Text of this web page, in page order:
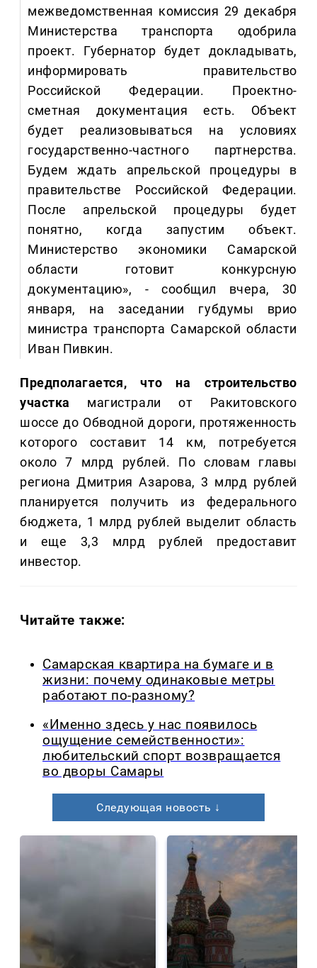
межведомственная комиссия 29 декабря
Министерства транспорта одобрила
проект. Губернатор будет докладывать,
информировать правительство
Российской Федерации. Проектно-
сметная документация есть. Объект
будет реализовываться на условиях
государственно-частного партнерства.
Будем ждать апрельской процедуры в
правительстве Российской Федерации.
После апрельской процедуры будет
понятно, когда запустим объект.
Министерство экономики Самарской
области готовит конкурсную
документацию», - сообщил вчера, 30
января, на заседании губдумы врио
министра транспорта Самарской области
Иван Пивкин.
Предполагается, что на строительство
участка магистрали от Ракитовского
шоссе до Обводной дороги, протяженность
которого составит 14 км, потребуется
около 7 млрд рублей. По словам главы
региона Дмитрия Азарова, 3 млрд рублей
планируется получить из федерального
бюджета, 1 млрд рублей выделит область
и еще 3,3 млрд рублей предоставит
инвестор.
Читайте также:
Самарская квартира на бумаге и в
жизни: почему одинаковые метры
работают по-разному?
«Именно здесь у нас появилось
ощущение семейственности»:
любительский спорт возвращается
во дворы Самары
Следующая новость ↓